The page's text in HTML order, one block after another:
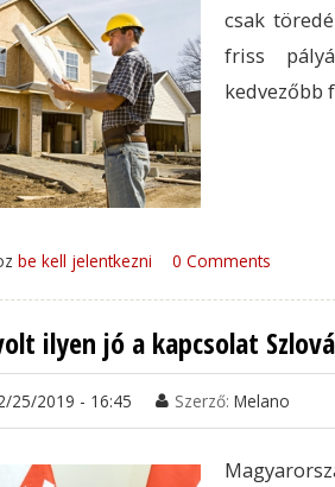
csak
friss
kedvezőbb
be kell jelentkezni 0 Comments
ilyen jó a kapcsolat
25/2019 - 16:45 Szerző: Melano